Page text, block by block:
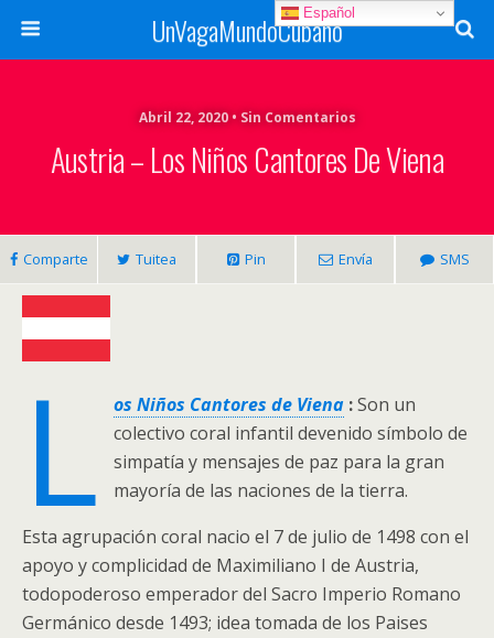
UnVagaMundoCubano
Abril 22, 2020 • Sin Comentarios
Austria – Los Niños Cantores De Viena
Comparte Tuitea Pin Envía SMS
L os Niños Cantores de Viena :Son un
colectivo coral infantil devenido símbolo de
simpatía y mensajes de paz para la gran
mayoría de las naciones de la tierra.
Esta agrupación coral nacio el 7 de julio de 1498 con el
apoyo y complicidad de Maximiliano I de Austria,
todopoderoso emperador del Sacro Imperio Romano
Germánico desde 1493; idea tomada de los Paises
Español